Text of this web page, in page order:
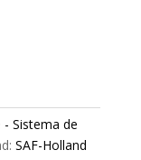
- Sistema de
SAF-Holland